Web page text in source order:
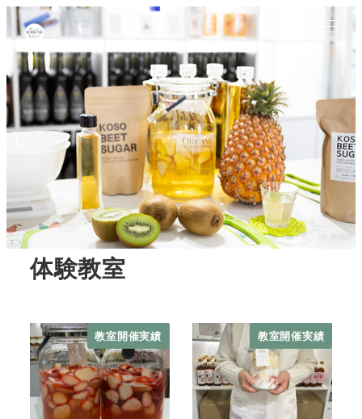
MENU
体験教室
教室開催実績 教室開催実績